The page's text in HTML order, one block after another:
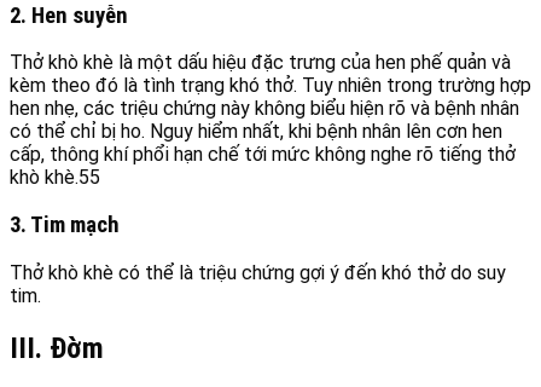
2. Hen suyễn
Thở khò khè là một dấu hiệu đặc trưng của hen phế quản và
kèm theo đó là tình trạng khó thở. Tuy nhiên trong trường hợp
hen nhẹ, các triệu chứng này không biểu hiện rõ và bệnh nhân
có thể chỉ bị ho. Nguy hiểm nhất, khi bệnh nhân lên cơn hen
cấp, thông khí phổi hạn chế tới mức không nghe rõ tiếng thở
khò khè.55
3. Tim mạch
Thở khò khè có thể là triệu chứng gợi ý đến khó thở do suy
tim.
III. Đờm